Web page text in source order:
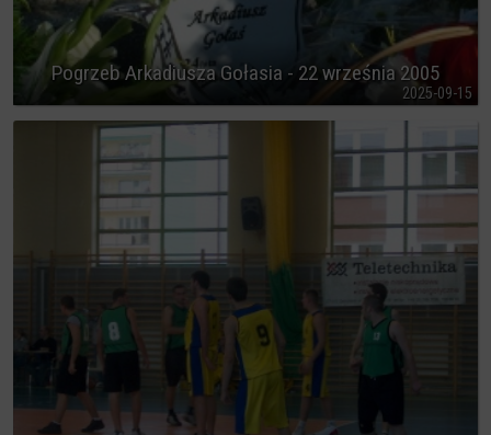
Pogrzeb Arkadiusza Gołasia - 22 września 2005
2025-09-15